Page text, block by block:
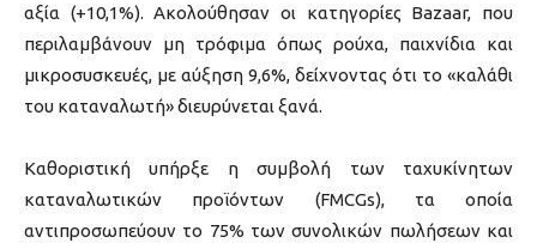
αξία (+10,1%). Ακολούθησαν οι κατηγορίες Bazaar, που
περιλαμβάνουν μη τρόφιμα όπως ρούχα, παιχνίδια και
μικροσυσκευές, με αύξηση 9,6%, δείχνοντας ότι το «καλάθι
του καταναλωτή» διευρύνεται ξανά.
Καθοριστική υπήρξε η συμβολή των ταχυκίνητων
καταναλωτικών προϊόντων (FMCGs), τα οποία
αντιπροσωπεύουν το 75% των συνολικών πωλήσεων και